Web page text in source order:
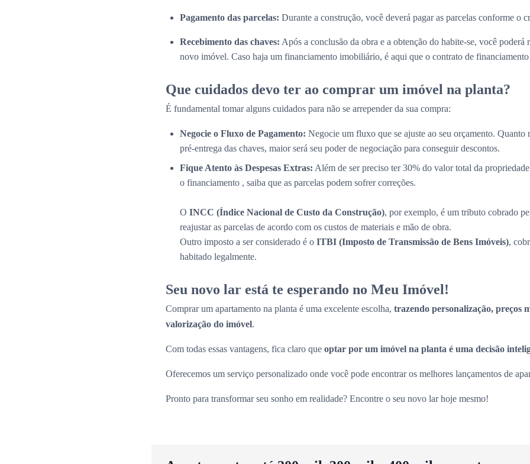
Pagamento das parcelas: Durante a construção, você deverá pagar as parcelas conforme o
Recebimento das chaves: Após a conclusão da obra e a obtenção do habite-se, você poderá
novo imóvel. Caso haja um financiamento imobiliário, é aqui que o contrato de
Que cuidados devo ter ao comprar um imóvel na planta?
É fundamental tomar alguns cuidados para não se arrepender da sua compra:
Negocie o Fluxo de Pagamento: Negocie um fluxo que se ajuste ao seu orçamento.
pré-entrega das chaves, maior será seu poder de negociação para conseguir descontos.
Fique Atento às Despesas Extras: Além de ser preciso ter 30% do valor total da
o financiamento , saiba que as parcelas podem sofrer correções.
O INCC (Índice Nacional de Custo da Construção), por exemplo, é um tributo cobrado
reajustar as parcelas de acordo com os custos de materiais e mão de obra.
Outro imposto a ser considerado é o ITBI (Imposto de Transmissão de Bens Imóveis),
habitado legalmente.
Seu novo lar está te esperando no Meu Imóvel!
Comprar um apartamento na planta é uma excelente escolha, trazendo personalização, preços
valorização do imóvel.
Com todas essas vantagens, fica claro que optar por um imóvel na planta é uma decisão
Oferecemos um serviço personalizado onde você pode encontrar os melhores lançamentos de
Pronto para transformar seu sonho em realidade? Encontre o seu novo lar hoje mesmo!